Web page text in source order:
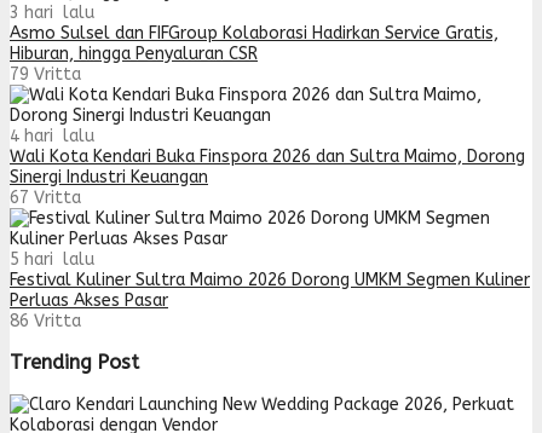
3 hari lalu
Asmo Sulsel dan FIFGroup Kolaborasi Hadirkan Service Gratis,
Hiburan, hingga Penyaluran CSR
79 Vritta
4 hari lalu
Wali Kota Kendari Buka Finspora 2026 dan Sultra Maimo, Dorong
Sinergi Industri Keuangan
67 Vritta
5 hari lalu
Festival Kuliner Sultra Maimo 2026 Dorong UMKM Segmen Kuliner
Perluas Akses Pasar
86 Vritta
Trending Post